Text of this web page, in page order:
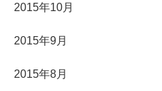
2015年10月
2015年9月
2015年8月